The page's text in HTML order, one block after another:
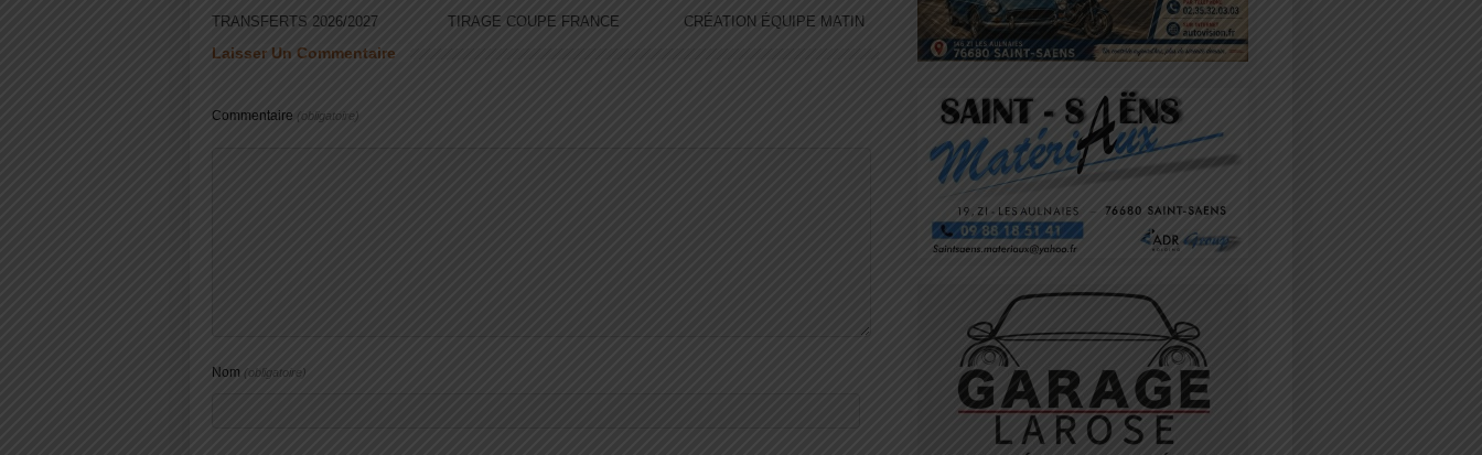
TRANSFERTS 2026/2027 TIRAGE COUPE FRANCE CRÉATION ÉQUIPE MATIN
Laisser Un Commentaire
Commentaire (obligatoire)
Nom (obligatoire)